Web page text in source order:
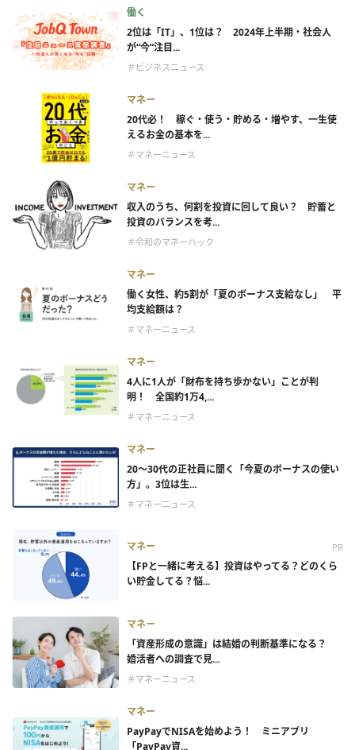
働く
2位は「IT」、1位は？ 2024年上半期・社会人
が“今”注目...
＃ビジネスニュース
マネー
20代必！ 稼ぐ・使う・貯める・増やす、一生使
えるお金の基本を...
＃マネーニュース
マネー
収入のうち、何割を投資に回して良い？ 貯蓄と
投資のバランスを考...
＃令和のマネーハック
マネー
働く女性、約5割が「夏のボーナス支給なし」 平
均支給額は？
＃マネーニュース
マネー
4人に1人が「財布を持ち歩かない」ことが判
明！ 全国約1万4,...
＃マネーニュース
マネー
20～30代の正社員に聞く「今夏のボーナスの使い
方」。3位は生...
＃マネーニュース
マネー PR
【FPと一緒に考える】投資はやってる？どのくら
い貯金してる？悩...
マネー
「資産形成の意識」は結婚の判断基準になる？
婚活者への調査で見...
＃マネーニュース
マネー
PayPayでNISAを始めよう！ ミニアプリ
「PayPay資...